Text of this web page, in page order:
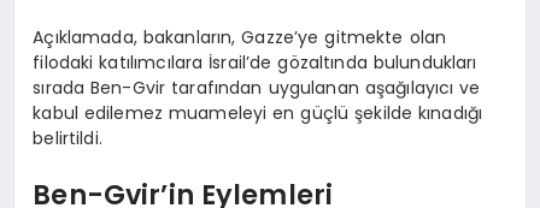
Açıklamada, bakanların, Gazze’ye gitmekte olan
filodaki katılımcılara İsrail’de gözaltında bulundukları
sırada Ben-Gvir tarafından uygulanan aşağılayıcı ve
kabul edilemez muameleyi en güçlü şekilde kınadığı
belirtildi.
Ben-Gvir’in Eylemleri